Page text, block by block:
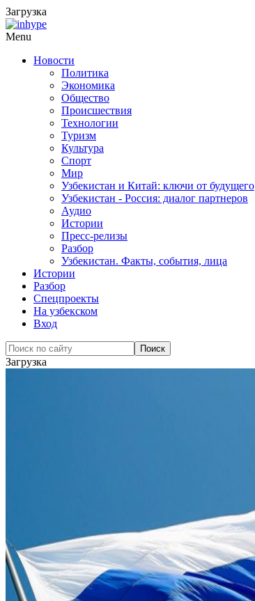
Загрузка
Menu
Новости
Политика
Экономика
Общество
Происшествия
Технологии
Туризм
Культура
Спорт
Мир
Узбекистан и Китай: ключи от будущего
Узбекистан - Россия: диалог партнеров
Аудио
Истории
Пресс-релизы
Разбор
Узбекистан. Факты, события, лица
Истории
Разбор
Спецпроекты
На узбекском
Вход
Загрузка